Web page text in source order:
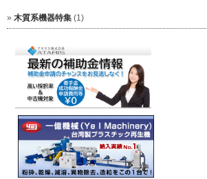
木質系機器特集 (1)